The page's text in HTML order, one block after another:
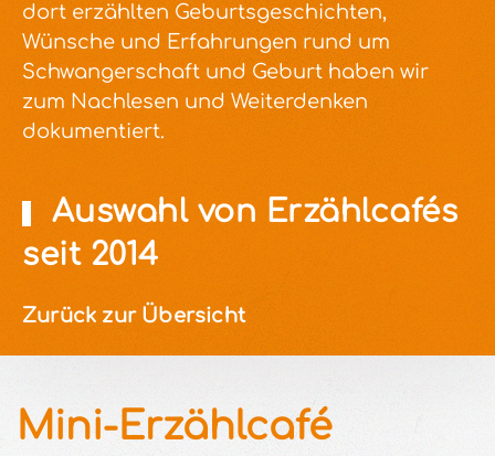
dort erzählten Geburtsgeschichten,
Wünsche und Erfahrungen rund um
Schwangerschaft und Geburt haben wir
zum Nachlesen und Weiterdenken
dokumentiert.
Auswahl von Erzählcafés
seit 2014
Zurück zur Übersicht
Mini-Erzählcafé